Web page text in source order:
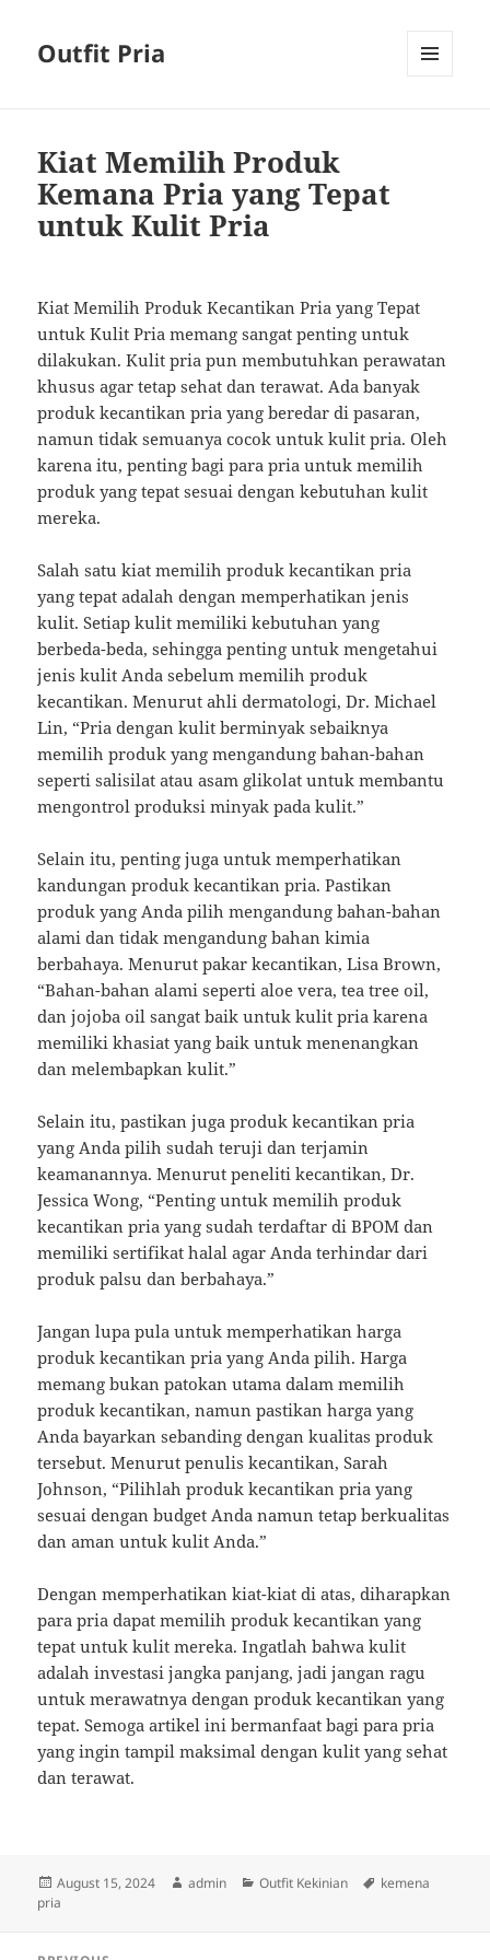
Outfit Pria
Kiat Memilih Produk
Kemana Pria yang Tepat
untuk Kulit Pria
Kiat Memilih Produk Kecantikan Pria yang Tepat
untuk Kulit Pria memang sangat penting untuk
dilakukan. Kulit pria pun membutuhkan perawatan
khusus agar tetap sehat dan terawat. Ada banyak
produk kecantikan pria yang beredar di pasaran,
namun tidak semuanya cocok untuk kulit pria. Oleh
karena itu, penting bagi para pria untuk memilih
produk yang tepat sesuai dengan kebutuhan kulit
mereka.
Salah satu kiat memilih produk kecantikan pria
yang tepat adalah dengan memperhatikan jenis
kulit. Setiap kulit memiliki kebutuhan yang
berbeda-beda, sehingga penting untuk mengetahui
jenis kulit Anda sebelum memilih produk
kecantikan. Menurut ahli dermatologi, Dr. Michael
Lin, “Pria dengan kulit berminyak sebaiknya
memilih produk yang mengandung bahan-bahan
seperti salisilat atau asam glikolat untuk membantu
mengontrol produksi minyak pada kulit.”
Selain itu, penting juga untuk memperhatikan
kandungan produk kecantikan pria. Pastikan
produk yang Anda pilih mengandung bahan-bahan
alami dan tidak mengandung bahan kimia
berbahaya. Menurut pakar kecantikan, Lisa Brown,
“Bahan-bahan alami seperti aloe vera, tea tree oil,
dan jojoba oil sangat baik untuk kulit pria karena
memiliki khasiat yang baik untuk menenangkan
dan melembapkan kulit.”
Selain itu, pastikan juga produk kecantikan pria
yang Anda pilih sudah teruji dan terjamin
keamanannya. Menurut peneliti kecantikan, Dr.
Jessica Wong, “Penting untuk memilih produk
kecantikan pria yang sudah terdaftar di BPOM dan
memiliki sertifikat halal agar Anda terhindar dari
produk palsu dan berbahaya.”
Jangan lupa pula untuk memperhatikan harga
produk kecantikan pria yang Anda pilih. Harga
memang bukan patokan utama dalam memilih
produk kecantikan, namun pastikan harga yang
Anda bayarkan sebanding dengan kualitas produk
tersebut. Menurut penulis kecantikan, Sarah
Johnson, “Pilihlah produk kecantikan pria yang
sesuai dengan budget Anda namun tetap berkualitas
dan aman untuk kulit Anda.”
Dengan memperhatikan kiat-kiat di atas, diharapkan
para pria dapat memilih produk kecantikan yang
tepat untuk kulit mereka. Ingatlah bahwa kulit
adalah investasi jangka panjang, jadi jangan ragu
untuk merawatnya dengan produk kecantikan yang
tepat. Semoga artikel ini bermanfaat bagi para pria
yang ingin tampil maksimal dengan kulit yang sehat
dan terawat.
Posted
on
August 15, 2024 Author
admin Categories
Outfit Kekinian Tags
kemena
pria